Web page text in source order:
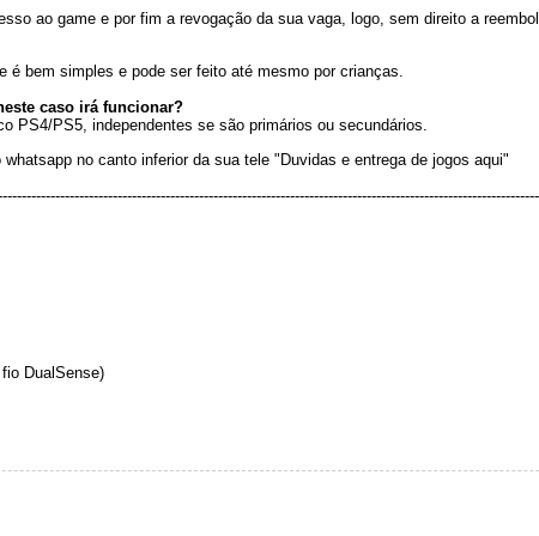
ao game e por fim a revogação da sua vaga, logo, sem direito a
bem simples e pode ser feito até mesmo por crianças.
caso irá funcionar?
PS4/PS5, independentes se são primários ou secundários.
no canto inferior da sua tele "Duvidas e entrega de jogos aqui"
DualSense)